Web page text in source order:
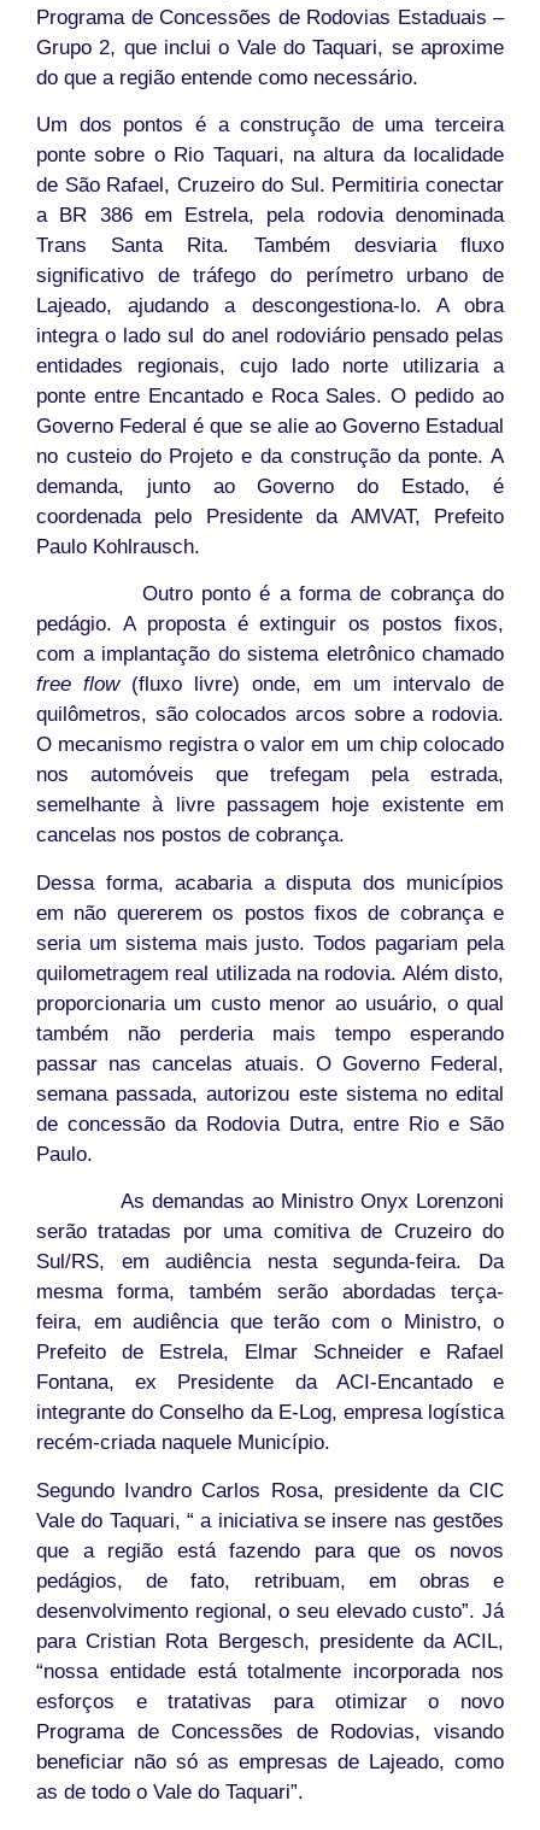
Programa de Concessões de Rodovias Estaduais –
Grupo 2, que inclui o Vale do Taquari, se aproxime
do que a região entende como necessário.
Um dos pontos é a construção de uma terceira
ponte sobre o Rio Taquari, na altura da localidade
de São Rafael, Cruzeiro do Sul. Permitiria conectar
a BR 386 em Estrela, pela rodovia denominada
Trans Santa Rita. Também desviaria fluxo
significativo de tráfego do perímetro urbano de
Lajeado, ajudando a descongestiona-lo. A obra
integra o lado sul do anel rodoviário pensado pelas
entidades regionais, cujo lado norte utilizaria a
ponte entre Encantado e Roca Sales. O pedido ao
Governo Federal é que se alie ao Governo Estadual
no custeio do Projeto e da construção da ponte. A
demanda, junto ao Governo do Estado, é
coordenada pelo Presidente da AMVAT, Prefeito
Paulo Kohlrausch.
Outro ponto é a forma de cobrança do
pedágio. A proposta é extinguir os postos fixos,
com a implantação do sistema eletrônico chamado
free flow(fluxo livre) onde, em um intervalo de
quilômetros, são colocados arcos sobre a rodovia.
O mecanismo registra o valor em um chip colocado
nos automóveis que trefegam pela estrada,
semelhante à livre passagem hoje existente em
cancelas nos postos de cobrança.
Dessa forma, acabaria a disputa dos municípios
em não quererem os postos fixos de cobrança e
seria um sistema mais justo. Todos pagariam pela
quilometragem real utilizada na rodovia. Além disto,
proporcionaria um custo menor ao usuário, o qual
também não perderia mais tempo esperando
passar nas cancelas atuais. O Governo Federal,
semana passada, autorizou este sistema no edital
de concessão da Rodovia Dutra, entre Rio e São
Paulo.
As demandas ao Ministro Onyx Lorenzoni
serão tratadas por uma comitiva de Cruzeiro do
Sul/RS, em audiência nesta segunda-feira. Da
mesma forma, também serão abordadas terça-
feira, em audiência que terão com o Ministro, o
Prefeito de Estrela, Elmar Schneider e Rafael
Fontana, ex Presidente da ACI-Encantado e
integrante do Conselho da E-Log, empresa logística
recém-criada naquele Município.
Segundo Ivandro Carlos Rosa, presidente da CIC
Vale do Taquari, “ a iniciativa se insere nas gestões
que a região está fazendo para que os novos
pedágios, de fato, retribuam, em obras e
desenvolvimento regional, o seu elevado custo”. Já
para Cristian Rota Bergesch, presidente da ACIL,
“nossa entidade está totalmente incorporada nos
esforços e tratativas para otimizar o novo
Programa de Concessões de Rodovias, visando
beneficiar não só as empresas de Lajeado, como
as de todo o Vale do Taquari”.